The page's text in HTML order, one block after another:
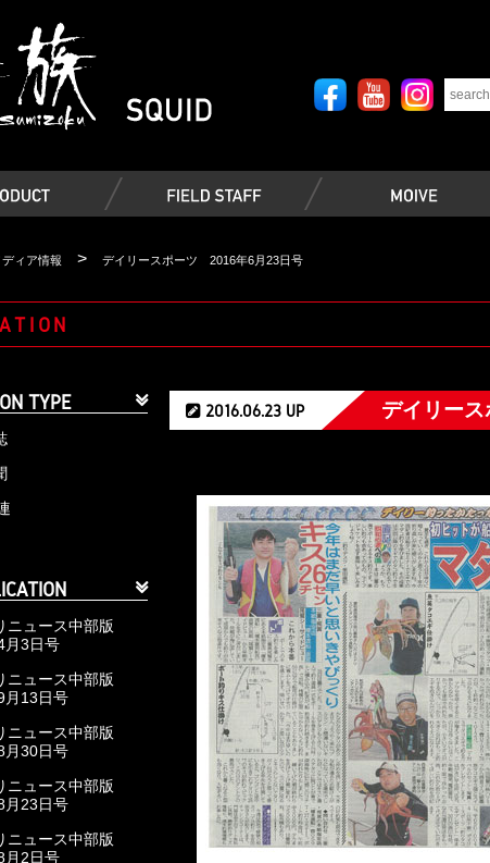
ディア情報 > デイリースポーツ 2016年6月23日号
TYPE
ニュース中部版
月3日号
ニュース中部版
月13日号
ニュース中部版
月30日号
ニュース中部版
月23日号
ニュース中部版
月2日号
2016.06.23 UP デイリー